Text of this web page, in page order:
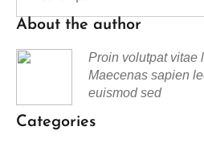
About the author
Proin volutpat vitae
Maecenas sapien
euismod sed
Categories